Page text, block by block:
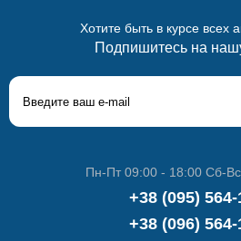
Хотите быть в курсе всех
Подпишитесь на
Пн-Пт 09:00 - 18:00 Сб-
+38 (095) 564-
+38 (096) 564-